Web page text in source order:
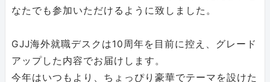
なたでも参加いただけるように致しました。
GJJ海外就職デスクは10周年を目前に控え、グレード
アップした内容でお届けします。
今年はいつもより、ちょっぴり豪華でテーマを設けた